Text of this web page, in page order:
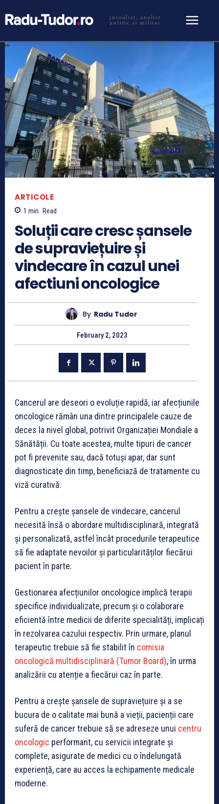
jurnalist, analist
politic si militar
ARTICOLE
1 min. Read
Soluții care cresc șansele
de supraviețuire și
vindecare în cazul unei
afectiuni oncologice
By Radu Tudor
February 2, 2023
Cancerul are deseori o evoluție rapidă, iar afecțiunile
oncologice rămân una dintre principalele cauze de
deces la nivel global, potrivit Organizației Mondiale a
Sănătății. Cu toate acestea, multe tipuri de cancer
pot fi prevenite sau, dacă totuși apar, dar sunt
diagnosticate din timp, beneficiază de tratamente cu
viză curativă.
Pentru a crește șansele de vindecare, cancerul
necesită însă o abordare multidisciplinară, integrată
și personalizată, astfel încât procedurile terapeutice
să fie adaptate nevoilor și particularităților fiecărui
pacient în parte.
Gestionarea afecțiunilor oncologice implică terapii
specifice individualizate, precum și o colaborare
eficientă între medicii de diferite specialități, implicați
în rezolvarea cazului respectiv. Prin urmare, planul
terapeutic trebuie să fie stabilit în comisia
oncologică multidisciplinară (Tumor Board), în urma
analizării cu atenție a fiecărui caz în parte.
Pentru a crește șansele de supraviețuire și a se
bucura de o calitate mai bună a vieții, pacienții care
suferă de cancer trebuie să se adreseze unui centru
oncologic performant, cu servicii integrate și
complete, asigurate de medici cu o îndelungată
experiență, care au acces la echipamente medicale
moderne.